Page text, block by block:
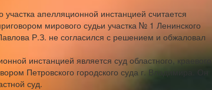
апелляционной инстанцией считается
мирового судьи участка № 1 Ленинского
Р.З. не согласился с решением и обжаловал
инстанцией является суд областного, краевого
Петровского городского суда г. Владимира. Он
суд.